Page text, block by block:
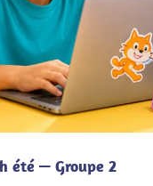
été — Groupe 2